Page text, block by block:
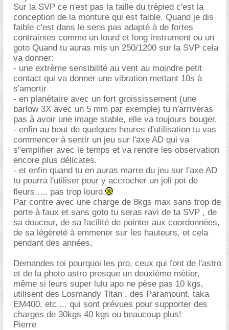
Sur la SVP ce n'est pas la taille du trépied c'est la
conception de la monture qui est faible. Quand je dis
faible c'est dans le sens pas adapté à de fortes
contraintes comme un lourd et long instrument ou un
goto Quand tu auras mis un 250/1200 sur la SVP cela
va donner:
- une extrème sensibilité au vent au moindre petit
contact qui va donner une vibration mettant 10s à
s'amortir
- en planétaire avec un fort groississement (une
barlow 3X avec un 5 mm par exemple) tu n'arriveras
pas à avoir une image stable, elle va toujours bouger.
- enfin au bout de quelques heures d'utilisation tu vas
commencer à sentir un jeu sur l'axe AD qui va
s"emplifier avec le temps et va rendre les observation
encore plus délicates.
- et enfin quand tu en auras marre du jeu sur l'axe AD
tu pourra l'utiliser pour y accrocher un joli pot de
fleurs..... pas trop lourd.
Par contre avec une charge de 8kgs max sans trop de
porte à faux et sans goto tu seras ravi de ta SVP , de
sa douceur, de sa facilité de pointer aux coordonnées,
de sa légèreté à emmener sur les hauteurs, et cela
pendant des années,
Demandes toi pourquoi les pro, ceux qui font de l'astro
et de la photo astro presque un deuxième métier,
même si leurs super lulu apo ne pèse pas 10 kgs,
utilisent des Losmandy Titan , des Paramount, taka
EM400, etc.... qui sont prévues pour supporter des
charges de 30kgs 40 kgs ou beaucoup plus!
Pierre